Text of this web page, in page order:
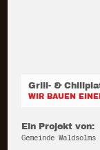
Grill- &
WIR BAUEN
Ein Projekt von:
Gemeinde Waldsolms